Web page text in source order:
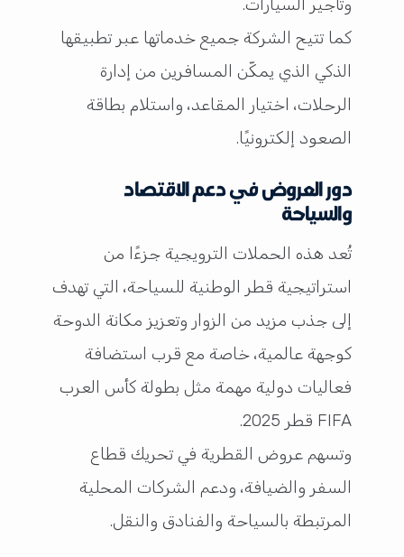
وتأجير السيارات.
كما تتيح الشركة جميع خدماتها عبر تطبيقها
الذكي الذي يمكّن المسافرين من إدارة
الرحلات، اختيار المقاعد، واستلام بطاقة
الصعود إلكترونيًا.
دور العروض في دعم الاقتصاد
والسياحة
تُعد هذه الحملات الترويجية جزءًا من
استراتيجية قطر الوطنية للسياحة، التي تهدف
إلى جذب مزيد من الزوار وتعزيز مكانة الدوحة
كوجهة عالمية، خاصة مع قرب استضافة
فعاليات دولية مهمة مثل بطولة كأس العرب
FIFA قطر 2025.
وتسهم عروض القطرية في تحريك قطاع
السفر والضيافة، ودعم الشركات المحلية
المرتبطة بالسياحة والفنادق والنقل.